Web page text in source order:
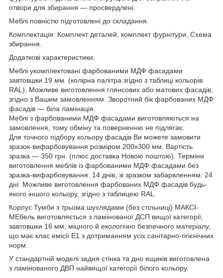
отвори для збирання — просвердлені.
Меблі повністю підготовлені до складання.
Комплектація: Комплект деталей, комплект фурнітури, Схема
збирання.
Додаткові характеристики:
Меблі укомплектовані фарбованими МДФ фасадами
завтовшки 19 мм. (колірна палітра згідно з таблиці кольорів
RAL). Можливе виготовлення глянсових або матових фасадів,
згідно з Вашим замовленням. Зворотний бік фарбованих МДФ
фасадів — біла ламінація.
Меблі з фарбованими МДФ фасадами виготовляються на
замовлення, тому обміну та поверненню не підлягає.
Для точного підбору кольору фасадів Ви можете замовити
зразок-вифарбовування розміром 200х300 мм. Вартість
зразка — 350 грн. (плюс доставка Новою поштою). Терміни
виготовлення меблів із фарбованими МДФ фасадами без
зразка-вифарбовування: 14 днів, зі зразком забарвленням: 24
дні. Можливе виготовлення фарбованих МДФ фасадів будь-
якого іншого кольору, згідно з таблицею RAL.
Корпус Тумби з трьома шухлядами (без стільниці) МАКСІ-
МЕбель виготовляється з ламінованої ДСП вищої категорії,
завтовшки 16 мм, міцного й екологічно безпечного матеріалу,
що має клас емісії Е1 з дотриманням усіх санітарно-гігієнічних
норм.
У стандартній моделі задня стінка та дно ящиків виготовлена
з ламінованого ДВП найвищої категорії білого кольору.